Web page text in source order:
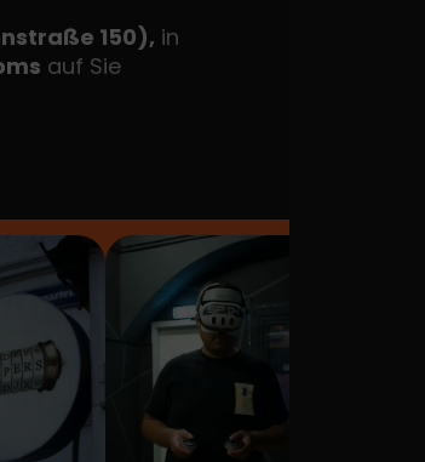
150), in
auf Sie